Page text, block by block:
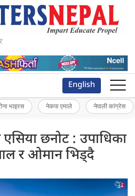
English
भाइरस नेकपा एमाले नेपाली कांग्रेस
एसिया छनोट : उपाधिका
र ओमान भिड्दै